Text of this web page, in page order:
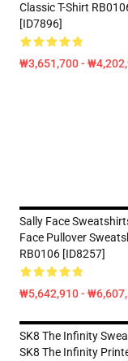
Classic T-Shirt
[ID7896]
₩3,651,700 -
Sally Face
Face Pullover
RB0106 [ID8257]
₩5,642,910 -
SK8 The Infinity
SK8 The Infinity